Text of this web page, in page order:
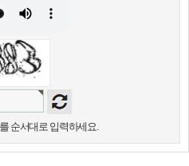
순서대로 입력하세요.